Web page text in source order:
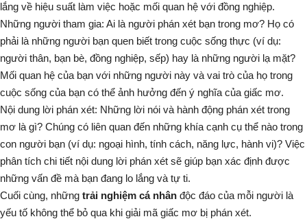
lắng về hiệu suất làm việc hoặc mối quan hệ với đồng nghiệp.
Những người tham gia: Ai là người phán xét bạn trong mơ? Họ có
phải là những người bạn quen biết trong cuộc sống thực (ví dụ:
người thân, bạn bè, đồng nghiệp, sếp) hay là những người lạ mặt?
Mối quan hệ của bạn với những người này và vai trò của họ trong
cuộc sống của bạn có thể ảnh hưởng đến ý nghĩa của giấc mơ.
Nội dung lời phán xét: Những lời nói và hành động phán xét trong
mơ là gì? Chúng có liên quan đến những khía cạnh cụ thể nào trong
con người bạn (ví dụ: ngoại hình, tính cách, năng lực, hành vi)? Việc
phân tích chi tiết nội dung lời phán xét sẽ giúp bạn xác định được
những vấn đề mà bạn đang lo lắng và tự ti.
Cuối cùng, những trải nghiệm cá nhân độc đáo của mỗi người là
yếu tố không thể bỏ qua khi giải mã giấc mơ bị phán xét.